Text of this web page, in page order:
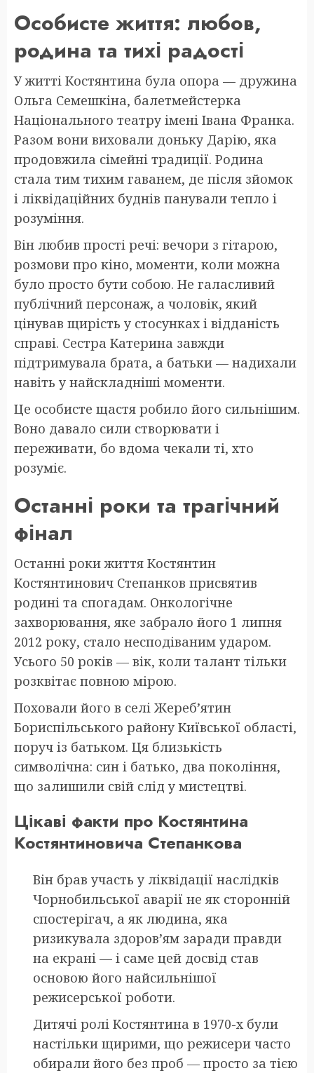
Особисте життя: любов,
родина та тихі радості
У житті Костянтина була опора — дружина
Ольга Семешкіна, балетмейстерка
Національного театру імені Івана Франка.
Разом вони виховали доньку Дарію, яка
продовжила сімейні традиції. Родина
стала тим тихим гаванем, де після зйомок
і ліквідаційних буднів панували тепло і
розуміння.
Він любив прості речі: вечори з гітарою,
розмови про кіно, моменти, коли можна
було просто бути собою. Не галасливий
публічний персонаж, а чоловік, який
цінував щирість у стосунках і відданість
справі. Сестра Катерина завжди
підтримувала брата, а батьки — надихали
навіть у найскладніші моменти.
Це особисте щастя робило його сильнішим.
Воно давало сили створювати і
переживати, бо вдома чекали ті, хто
розуміє.
Останні роки та трагічний
фінал
Останні роки життя Костянтин
Костянтинович Степанков присвятив
родині та спогадам. Онкологічне
захворювання, яке забрало його 1 липня
2012 року, стало несподіваним ударом.
Усього 50 років — вік, коли талант тільки
розквітає повною мірою.
Поховали його в селі Жереб’ятин
Бориспільського району Київської області,
поруч із батьком. Ця близькість
символічна: син і батько, два покоління,
що залишили свій слід у мистецтві.
Цікаві факти про Костянтина
Костянтиновича Степанкова
Він брав участь у ліквідації наслідків
Чорнобильської аварії не як сторонній
спостерігач, а як людина, яка
ризикувала здоров’ям заради правди
на екрані — і саме цей досвід став
основою його найсильнішої
режисерської роботи.
Дитячі ролі Костянтина в 1970-х були
настільки щирими, що режисери часто
обирали його без проб — просто за тією